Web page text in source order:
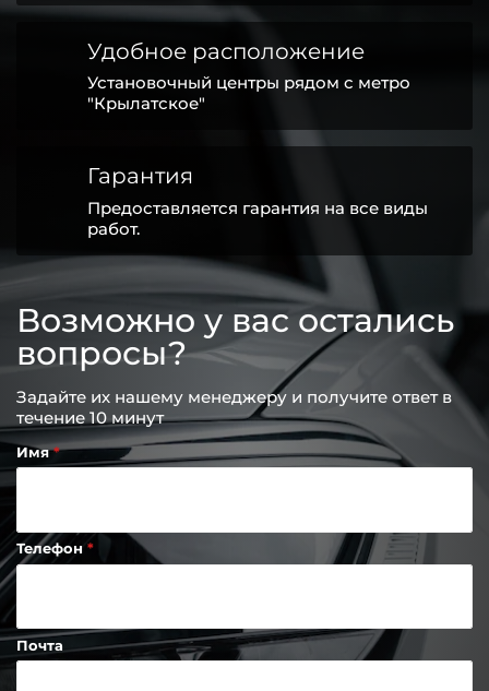
Удобное расположение
Установочный центры рядом с метро
"Крылатское"
Гарантия
Предоставляется гарантия на все виды
работ.
Возможно у вас остались
вопросы?
Задайте их нашему менеджеру и получите ответ в
течение 10 минут
Имя
Телефон
Почта